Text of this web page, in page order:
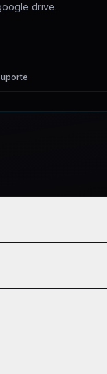
drive.